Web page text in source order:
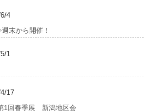
4
末から開催！
1
17
1回春季展 新潟地区会